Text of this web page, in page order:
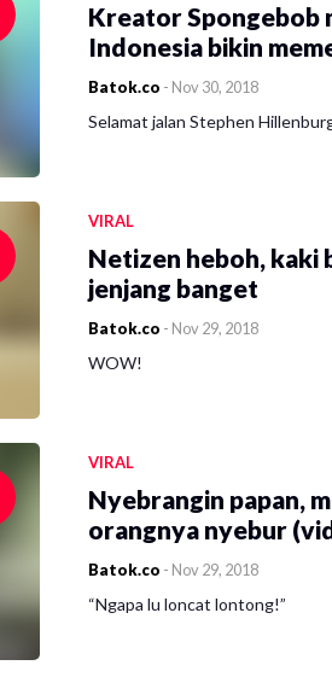
Kreator Spongebob
Indonesia bikin
Batok.co - Nov 30, 2018
Selamat jalan Stephen
VIRAL
Netizen heboh, kaki
jenjang banget
Batok.co - Nov 29, 2018
WOW!
VIRAL
Nyebrangin papan,
orangnya nyebur
Batok.co - Nov 29, 2018
“Ngapa lu loncat lontong!”